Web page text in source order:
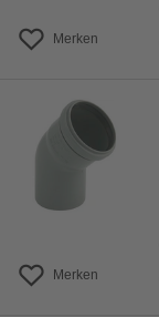
Merken
Merken